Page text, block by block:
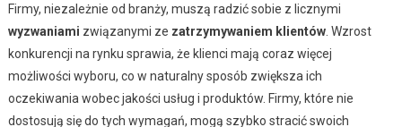
Firmy, niezależnie od branży, muszą radzić sobie z licznymi
wyzwaniami związanymi ze zatrzymywaniem klientów. Wzrost
konkurencji na rynku sprawia, że klienci mają coraz więcej
możliwości wyboru, co w naturalny sposób zwiększa ich
oczekiwania wobec jakości usług i produktów. Firmy, które nie
dostosują się do tych wymagań, mogą szybko stracić swoich